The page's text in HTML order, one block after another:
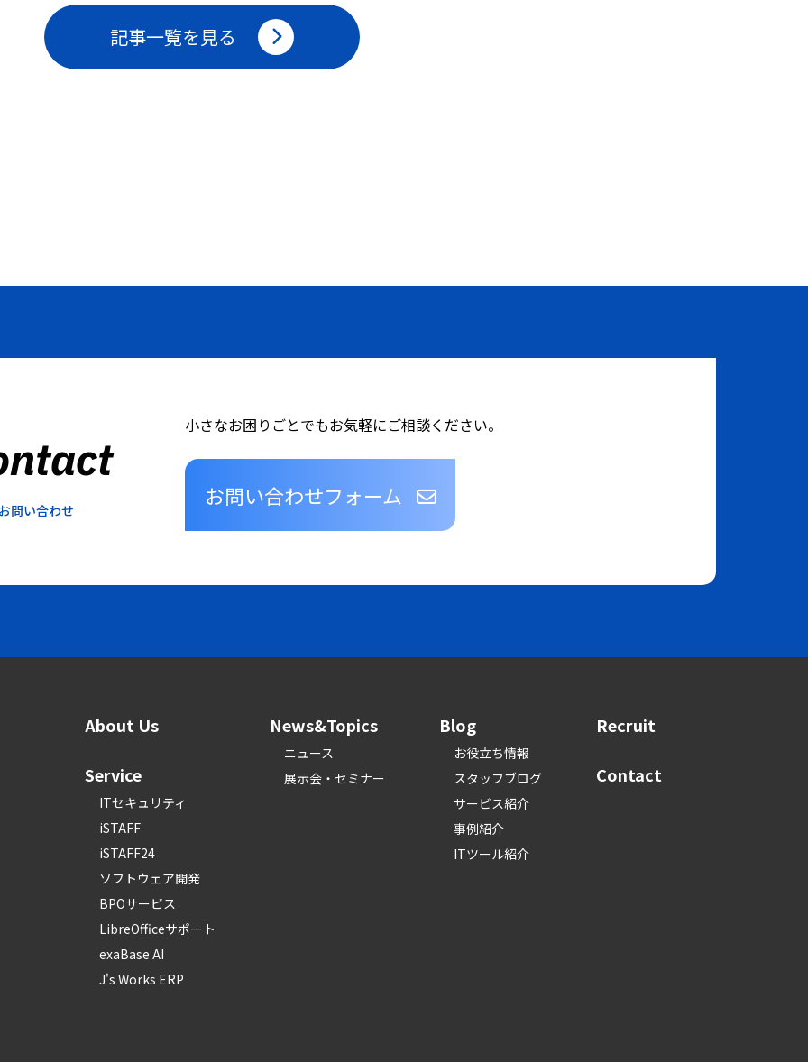
記事一覧を見る
問い合わせ
小さなお困りごとでもお気軽にご相談ください。
お問い合わせフォーム
About Us
Service
ITセキュリティ
iSTAFF
iSTAFF24
ソフトウェア開発
BPOサービス
LibreOfficeサポート
exaBase AI
J's Works ERP
News&Topics
ニュース
展示会・セミナー
Blog
お役立ち情報
スタッフブログ
サービス紹介
事例紹介
ITツール紹介
Recruit
Contact